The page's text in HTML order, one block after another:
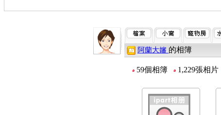
阿蘭大嬸 的相簿
59個相簿 1,229張相片